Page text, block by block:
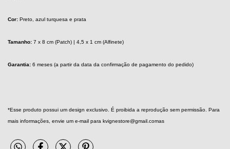
Cor: Preto, azul turquesa e prata
Tamanho: 7 x 8 cm (Patch) | 4,5 x 1 cm (Alfinete)
Garantia: 6 meses (a partir da data da confirmação de pagamento do pedido)
*Esse produto possui um design exclusivo. É proibida a reprodução sem permissão. Para
mais informações, envie um e-mail para kvignestore@gmail.comas